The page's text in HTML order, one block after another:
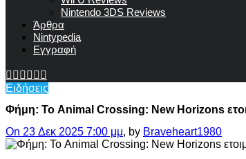
Nintendo 3DS Reviews
Άρθρα
Nintypedia
Εγγραφή
Ειδήσεις
Φήμη: Το Animal Crossing: New Horizons
On 23 Δεκ 2025 7:00 μμ, by Braveheart1980